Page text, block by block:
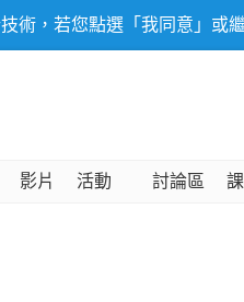
術，若您點選「我同意」或
影片 活動 討論區